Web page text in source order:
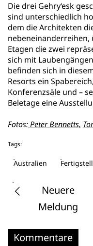
Die drei Gehry‘esk
sind unterschiedlich
dem die Architekten
Etagen die zwei
sich mit
befinden sich in
Resorts ein
Konferenzsäle und –
Beletage eine
Fotos:Peter Bennetts,
Tags:
Australien
Neuere
Meldung
Kommentare